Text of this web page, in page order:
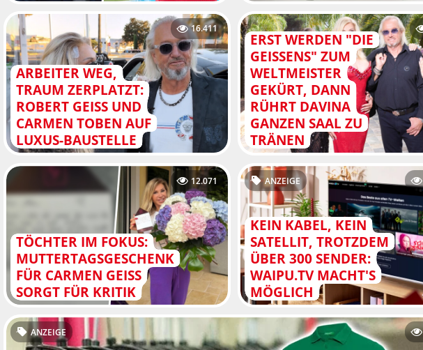
ARBEITER WEG,
TRAUM ZERPLATZT:
ROBERT GEISS UND
CARMEN TOBEN AUF
LUXUS-BAUSTELLE
16.411
ERST WERDEN "DIE
GEISSENS" ZUM
WELTMEISTER
GEKÜRT, DANN
RÜHRT DAVINA
GANZEN SAAL ZU
TRÄNEN
TÖCHTER IM FOKUS:
MUTTERTAGSGESCHENK
FÜR CARMEN GEISS
SORGT FÜR KRITIK
12.071
KEIN KABEL, KEIN
SATELLIT, TROTZDEM
ÜBER 300 SENDER:
WAIPU.TV MACHT'S
MÖGLICH
ANZEIGE
ANZEIGE